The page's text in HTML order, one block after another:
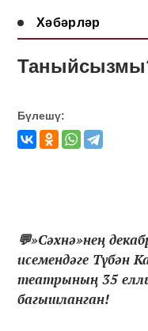
Хәбәрләр
Бүлешү:
💬»Сәхнә»нең
исемендәге Түбән
театрының 35
багышланган!